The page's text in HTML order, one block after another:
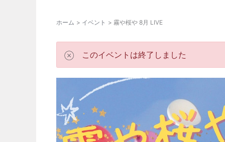
ホーム イベント 霧や桜や 8月 LIVE
このイベントは終了しました